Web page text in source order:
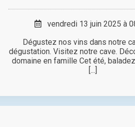
vendredi 13 juin 2025 à
Dégustez nos vins dans notre
dégustation. Visitez notre cave.
domaine en famille Cet été,
[...]